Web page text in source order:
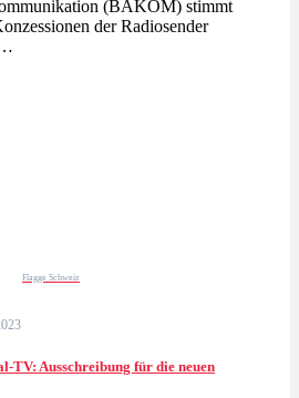
(BAKOM) stimmt
der Radiosender
Flagge Schweiz
TV: Ausschreibung für die neuen